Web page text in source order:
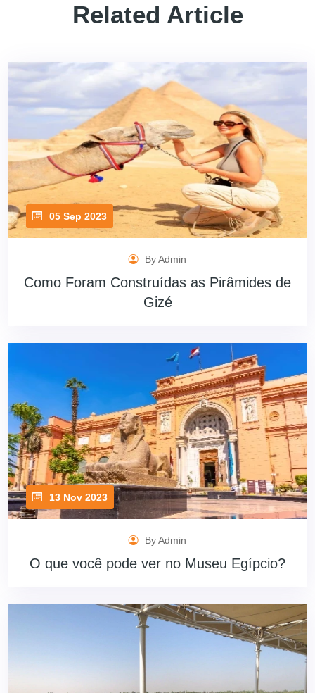
Related Article
05 Sep 2023
By Admin
Como Foram Construídas as Pirâmides de
Gizé
13 Nov 2023
By Admin
O que você pode ver no Museu Egípcio?